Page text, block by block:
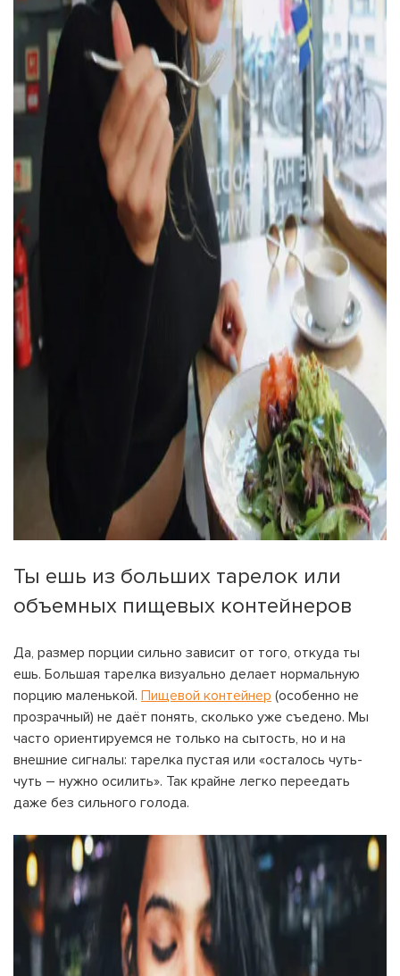
Ты ешь из больших тарелок или
объемных пищевых контейнеров
Да, размер порции сильно зависит от того, откуда ты
ешь. Большая тарелка визуально делает нормальную
порцию маленькой. Пищевой контейнер (особенно не
прозрачный) не даёт понять, сколько уже съедено. Мы
часто ориентируемся не только на сытость, но и на
внешние сигналы: тарелка пустая или «осталось чуть-
чуть – нужно осилить». Так крайне легко переедать
даже без сильного голода.